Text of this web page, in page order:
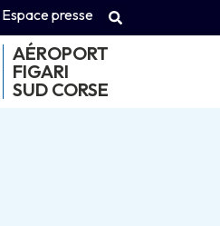
Espace presse
AÉROPORT
FIGARI
SUD CORSE